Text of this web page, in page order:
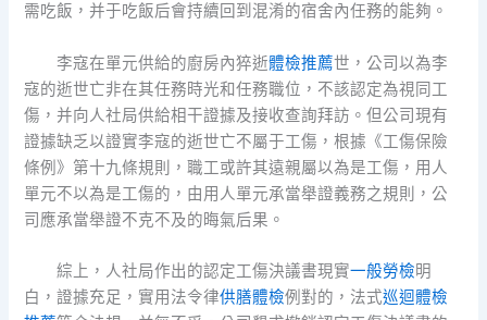
需吃飯，并于吃飯后會持續回到混淆的宿舍內任務的能夠。
李寇在單元供給的廚房內猝逝體檢推薦世，公司以為李
寇的逝世亡非在其任務時光和任務職位，不該認定為視同工
傷，并向人社局供給相干證據及接收查詢拜訪。但公司現有
證據缺乏以證實李寇的逝世亡不屬于工傷，根據《工傷保險
條例》第十九條規則，職工或許其遠親屬以為是工傷，用人
單元不以為是工傷的，由用人單元承當舉證義務之規則，公
司應承當舉證不克不及的晦氣后果。
綜上，人社局作出的認定工傷決議書現實一般勞檢明
白，證據充足，實用法令律供膳體檢例對的，法式巡迴體檢